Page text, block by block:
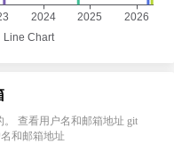
。 查看用户名和邮箱地址 git
名和邮箱地址